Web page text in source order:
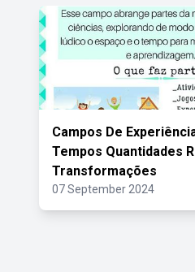
Campos De
Tempos Quantidades
Transformações
07 September 2024